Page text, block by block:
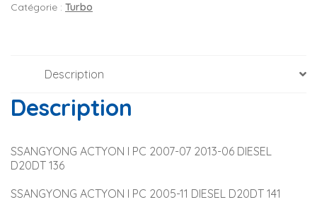
Catégorie : Turbo
Description
Description
SSANGYONG ACTYON I PC 2007-07 2013-06 DIESEL
D20DT 136
SSANGYONG ACTYON I PC 2005-11 DIESEL D20DT 141